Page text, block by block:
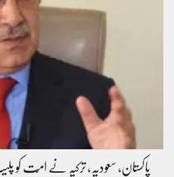
پاکستان، سعودیہ، ترکیہ نے امّت کو